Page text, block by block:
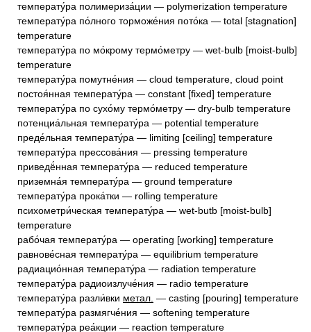
температу́ра полимериза́ции — polymerization temperature
температу́ра по́лного торможе́ния пото́ка — total [stagnation]
temperature
температу́ра по мо́крому термо́метру — wet-bulb [moist-bulb]
temperature
температу́ра помутне́ния — cloud temperature, cloud point
постоя́нная температу́ра — constant [fixed] temperature
температу́ра по сухо́му термо́метру — dry-bulb temperature
потенциа́льная температу́ра — potential temperature
преде́льная температу́ра — limiting [ceiling] temperature
температу́ра прессова́ния — pressing temperature
приведё́нная температу́ра — reduced temperature
приземна́я температу́ра — ground temperature
температу́ра прока́тки — rolling temperature
психометри́ческая температу́ра — wet-butb [moist-bulb]
temperature
рабо́чая температу́ра — operating [working] temperature
равнове́сная температу́ра — equilibrium temperature
радиацио́нная температу́ра — radiation temperature
температу́ра радиоизлуче́ния — radio temperature
температу́ра разли́вки метал. — casting [pouring] temperature
температу́ра размягче́ния — softening temperature
температу́ра реа́кции — reaction temperature